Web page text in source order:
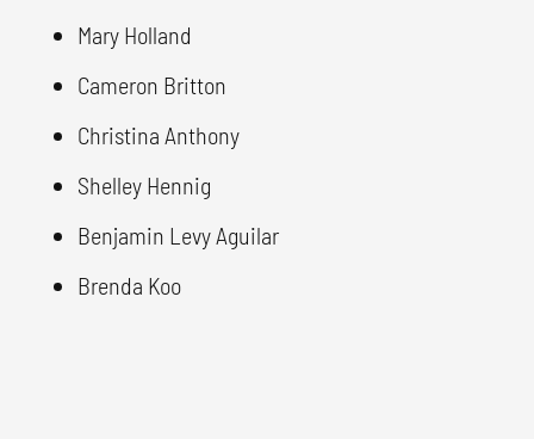
Mary Holland
Cameron Britton
Christina Anthony
Shelley Hennig
Benjamin Levy Aguilar
Brenda Koo